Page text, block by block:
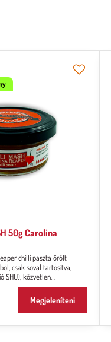
50g Carolina
chilli paszta őrölt
csak sóval tartósítva,
SHU), közvetlen
pépes.
Megjeleníteni